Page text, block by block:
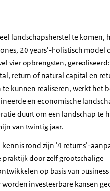
landschapsherstel te komen,
20 years’-holistisch
vier opbrengsten,
return of natural capital en
kunnen realiseren, werkt het
en economische
duurt om een landschap te
van twintig jaar.
rond zijn ‘4 returns’-
door zelf grootschalige
op basis van business
investeerbare kansen